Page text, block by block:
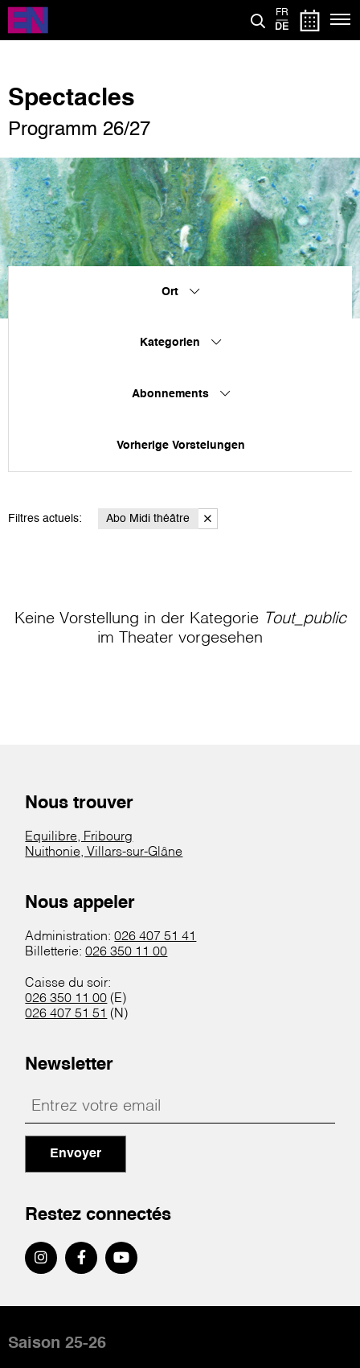
Direkt
zum
Inhalt
FR
DE
Spectacles
Programm 26/27
Ort
Kategorien
Abonnements
Vorherige Vorstelungen
Filtres actuels: Abo Midi théâtre
Keine Vorstellung in der Kategorie Tout_public
im Theater vorgesehen
Nous trouver
Equilibre, Fribourg
Nuithonie, Villars-sur-Glâne
Nous appeler
Administration:026 407 51 41
Billetterie:026 350 11 00
Caisse du soir:
026 350 11 00 (E)
026 407 51 51 (N)
Newsletter
Envoyer
Restez connectés
de
Saison 25-26